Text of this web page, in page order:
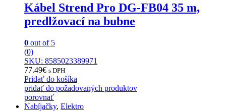
Kábel Strend Pro DG-FB04 35 m,
predlžovací na bubne
0 out of 5
(0)
SKU: 8585023389971
77.49€ s DPH
Pridať do košíka
pridať do požadovaných produktov
porovnať
Nabíjačky, Elektro